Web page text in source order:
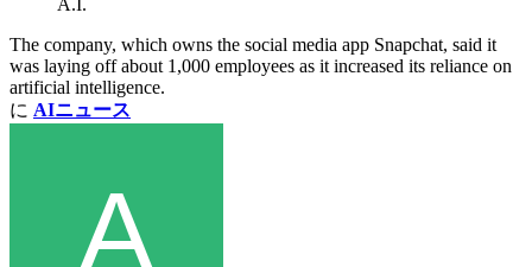
The company, which owns the social media app Snapchat, said it
was laying off about 1,000 employees as it increased its reliance on
artificial intelligence.
に AIニュース